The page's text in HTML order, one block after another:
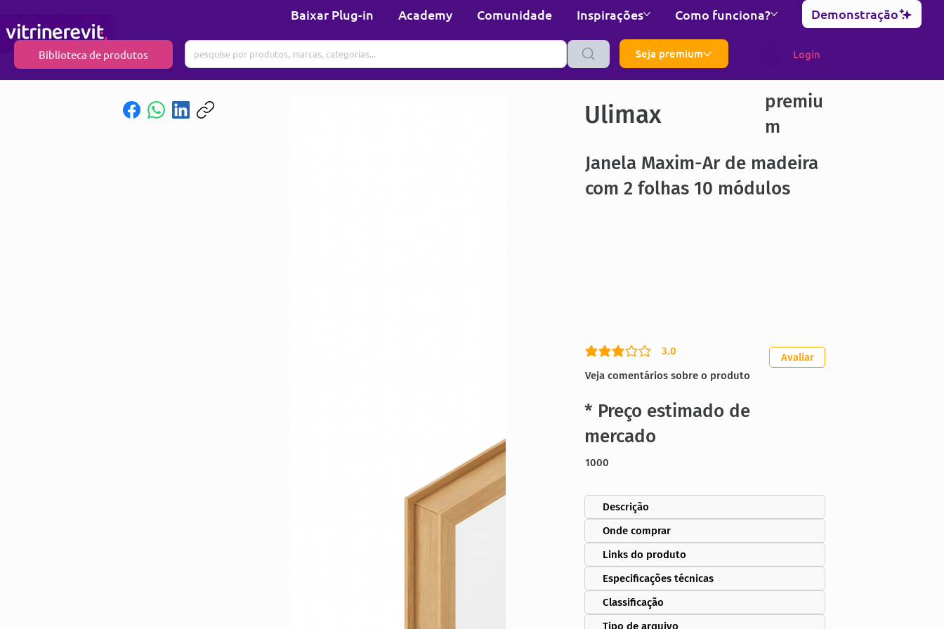
Baixar Plug-in Academy Comunidade Inspirações Como funciona? Demonstração
Biblioteca de produtos Seja premium Login
Ulimax
premiu
m
Janela Maxim-Ar de madeira
com 2 folhas 10 módulos
3.0
classificação média é 3 de 5
Veja comentários sobre o produto
Avaliar
* Preço estimado de
mercado
1000
Descrição
Onde comprar
Links do produto
Especificações técnicas
Classificação
Tipo de arquivo